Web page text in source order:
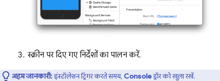
स्क्रीन पर दिए गए निर्देशों का पालन करें.
अहम जानकारी:इंस्टॉलेशन ट्रिगर करते समय, Consoleड्रॉर को खुला रखें.